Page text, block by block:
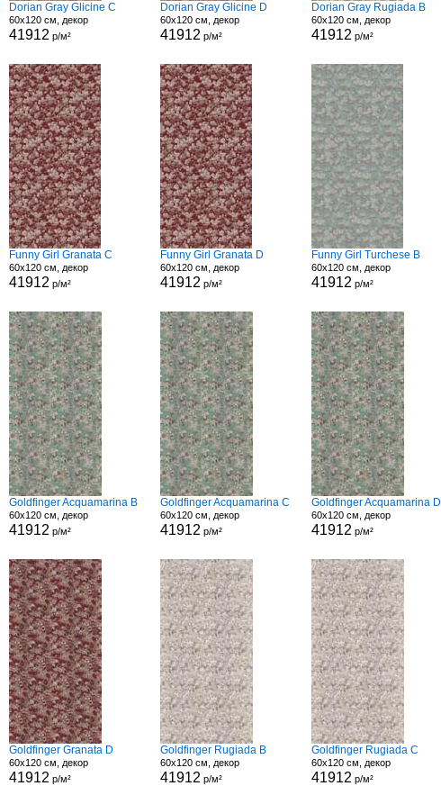
Dorian Gray Glicine C
60x120 см, декор
41912 р/м²
Dorian Gray Glicine D
60x120 см, декор
41912 р/м²
Dorian Gray Rugiada B
60x120 см, декор
41912 р/м²
Funny Girl Granata C
60x120 см, декор
41912 р/м²
Funny Girl Granata D
60x120 см, декор
41912 р/м²
Funny Girl Turchese B
60x120 см, декор
41912 р/м²
Goldfinger Acquamarina B
60x120 см, декор
41912 р/м²
Goldfinger Acquamarina C
60x120 см, декор
41912 р/м²
Goldfinger Acquamarina D
60x120 см, декор
41912 р/м²
Goldfinger Granata D
60x120 см, декор
41912 р/м²
Goldfinger Rugiada B
60x120 см, декор
41912 р/м²
Goldfinger Rugiada C
60x120 см, декор
41912 р/м²